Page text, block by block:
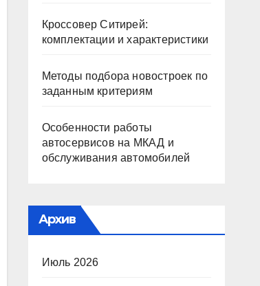
Кроссовер Ситирей:
комплектации и характеристики
Методы подбора новостроек по
заданным критериям
Особенности работы
автосервисов на МКАД и
обслуживания автомобилей
Архив
Июль 2026